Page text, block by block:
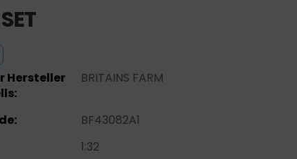
Hersteller
BRITAINS FARM
BF43082A1
1:32